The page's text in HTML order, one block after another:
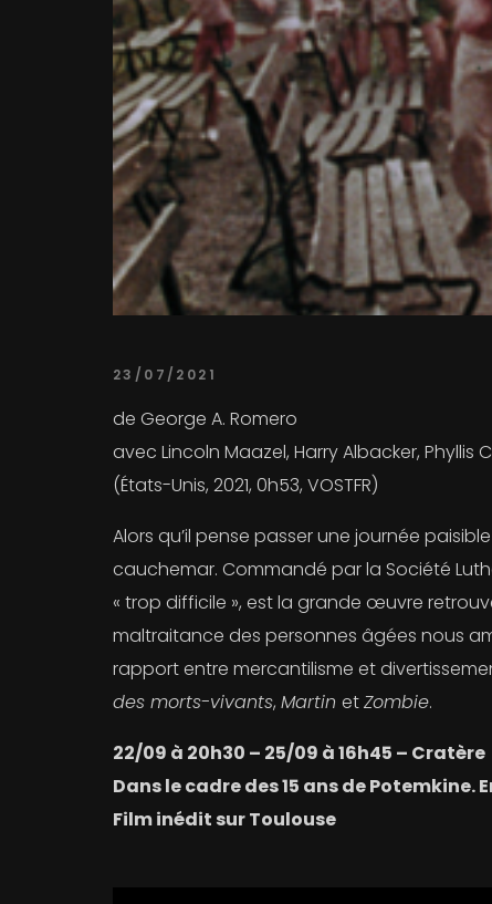
23/07/2021
de George A. Romero
avec Lincoln Maazel, Harry Albacker, Phyllis
(États-Unis, 2021, 0h53, VOSTFR)
Alors qu’il pense passer une journée
cauchemar. Commandé par la Société
« trop difficile », est la grande œuvre
maltraitance des personnes âgées nous
rapport entre mercantilisme et
des morts-vivants, Martin etZombie.
22/09 à 20h30 – 25/09 à 16h45 – Cratère
Dans le cadre des 15 ans de Potemkine.
Film inédit sur Toulouse